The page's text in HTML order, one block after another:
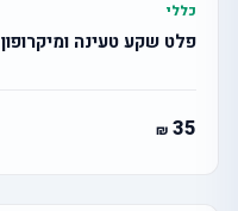
כללי
פלט שקע טעינה ומיקרופון Meizu M2 Note
35